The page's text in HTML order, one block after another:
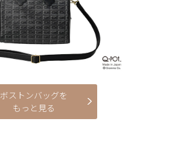
ボストンバッグを
もっと見る